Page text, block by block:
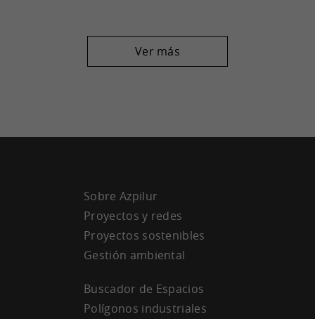
Ver más
Sobre Azpilur
Proyectos y redes
Proyectos sostenibles
Gestión ambiental
Buscador de Espacios
Polígonos industriales